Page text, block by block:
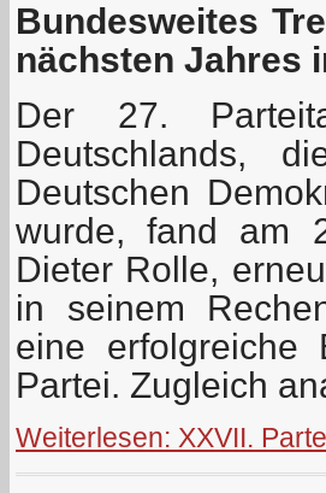
Bundesweites
nächsten Jahres
Der 27.
Deutschlands,
Deutschen
wurde, fand am
Dieter Rolle,
in seinem
eine erfolgreiche
Partei. Zugleich
Weiterlesen: XXVII.